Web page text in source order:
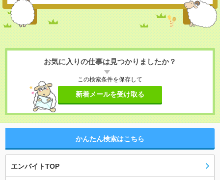
お気に入りの仕事は見つかりましたか？
この検索条件を保存して
新着メールを受け取る
かんたん検索はこちら
エンバイトTOP